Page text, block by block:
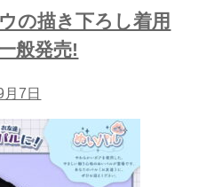
の描き下ろし着用
般発売!
7日